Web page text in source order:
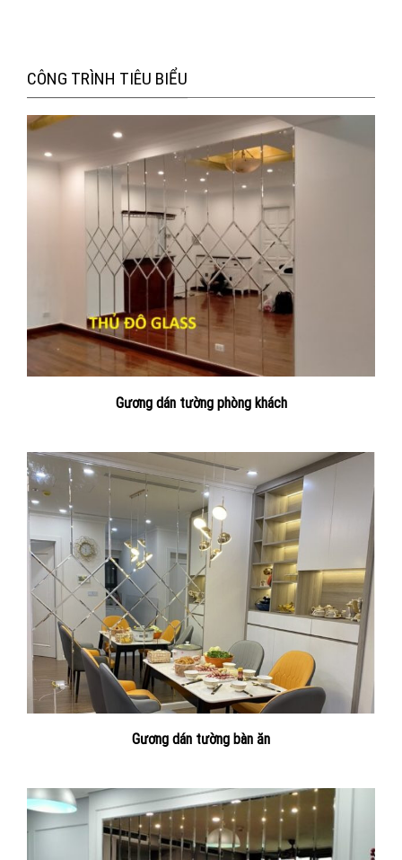
CÔNG TRÌNH TIÊU BIỂU
Gương dán tường phòng khách
Gương dán tường bàn ăn